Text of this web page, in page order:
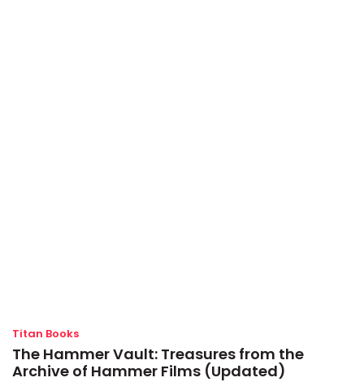
Titan Books
The Hammer Vault: Treasures from the
Archive of Hammer Films (Updated)